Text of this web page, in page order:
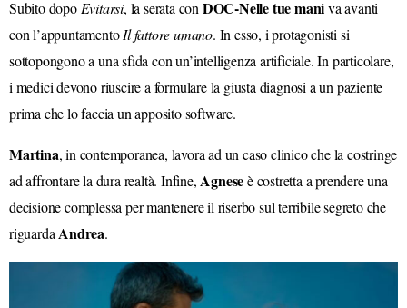
Subito dopo Evitarsi, la serata con DOC-Nelle tue maniva avanti
con l’appuntamentoIl fattore umano. In esso, i protagonisti si
sottopongono a una sfida con un’intelligenza artificiale. In particolare,
i medici devono riuscire a formulare la giusta diagnosi a un paziente
prima che lo faccia unappositosoftware.
Martina, in contemporanea, lavora ad un caso clinico che la costringe
ad affrontare la dura realtà. Infine, Agneseècostretta a prendere una
decisione complessapermantenere il riserbo sul terribile segreto che
riguarda Andrea.